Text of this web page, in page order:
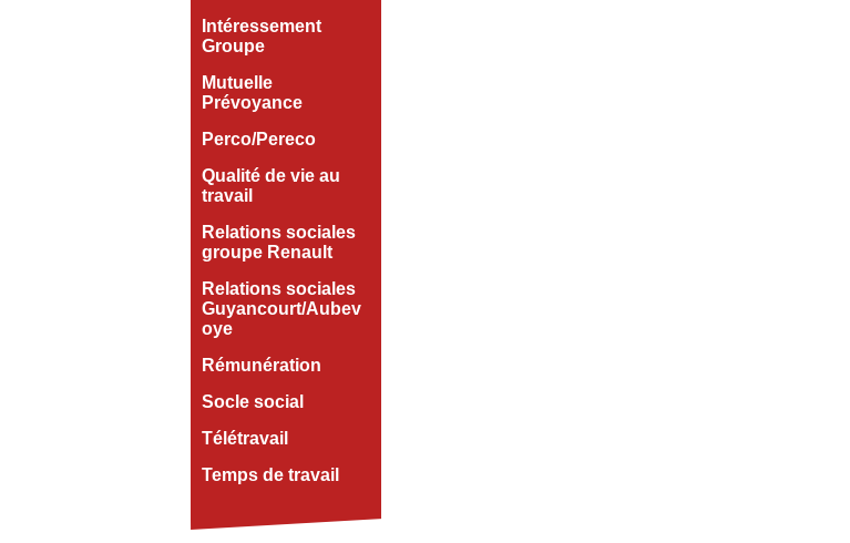
Intéressement
Groupe
Mutuelle
Prévoyance
Perco/Pereco
Qualité de vie au
travail
Relations sociales
groupe Renault
Relations sociales
Guyancourt/Aubev
oye
Rémunération
Socle social
Télétravail
Temps de travail